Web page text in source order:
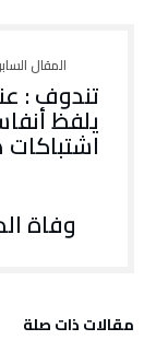
تندوف :
يلفظ
وفاة
‫مقالات ذات صلة‬